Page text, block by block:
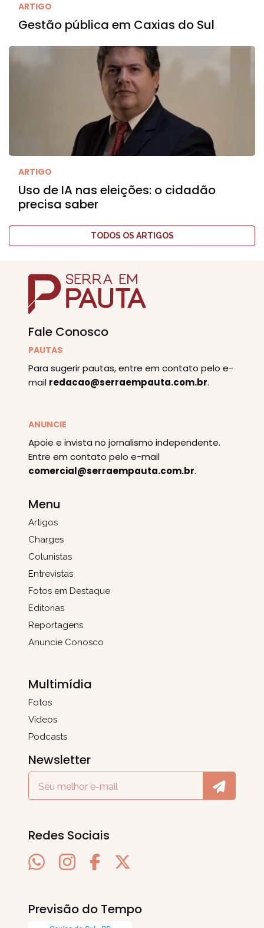
ARTIGO
Gestão pública em Caxias do Sul
ARTIGO
Uso de IA nas eleições: o cidadão
precisa saber
TODOS OS ARTIGOS
Fale Conosco
PAUTAS
Para sugerir pautas, entre em contato pelo e-
mail redacao@serraempauta.com.br.
ANUNCIE
Apoie e invista no jornalismo independente.
Entre em contato pelo e-mail
comercial@serraempauta.com.br.
Menu
Artigos
Charges
Colunistas
Entrevistas
Fotos em Destaque
Editorias
Reportagens
Anuncie Conosco
Multimídia
Fotos
Vídeos
Podcasts
Newsletter
Redes Sociais
Previsão do Tempo